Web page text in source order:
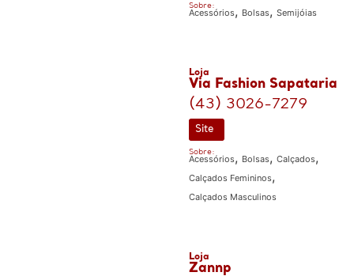
Sobre:
Acessórios, Bolsas, Semijóias
Loja
Via Fashion Sapataria
(43) 3026-7279
Site
Sobre:
Acessórios, Bolsas, Calçados,
Calçados Femininos,
Calçados Masculinos
Loja
Zannp